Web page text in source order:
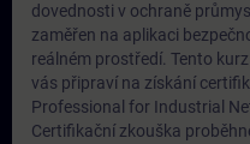
dovednosti v ochraně
zaměřen na aplikaci
reálném prostředí. Tento
vás připraví na získání
Professional for Industrial
Certifikační zkouška